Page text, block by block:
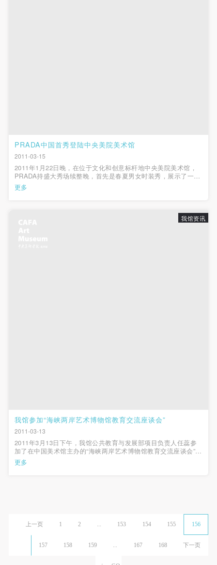
PRADA中国首秀登陆中央美院美术馆
2011-03-15
2011年1月22日晚，在位于文化和创意标杆地中央美院美术馆，
PRADA持盛大秀场续整晚，首先是春夏男女时装秀，展示了一些
特别款和2011年春夏服装系列。时装秀之后的派对，来自英国的
音乐双人组合“宠物店男孩”带来现场表演;还有两位来自伦敦
更多
我馆资讯
我馆参加“海峡两岸艺术博物馆教育交流座谈会”
2011-03-13
2011年3月13日下午，我馆公共教育与发展部项目负责人任蕊参
加了在中国美术馆主办的“海峡两岸艺术博物馆教育交流座谈会”并
做了以《“大学与美术馆”——中央美术学院美术馆公共教育与发展
特色》为主题的演讲。本次会议是根据在中国美术馆举办的“复感
更多
上一页 1 2 ... 153 154 155 156
157 158 159 ... 167 168 下一页